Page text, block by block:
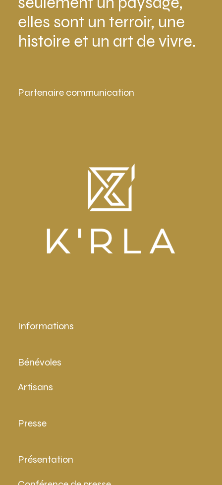
elles sont un terroir, une
histoire et un art de vivre.
Partenaire communication
Informations
Bénévoles
Artisans
Presse
Présentation